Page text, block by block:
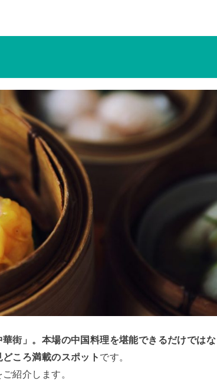
街」。本場の中国料理を堪能できるだけではな
ころ満載のスポット です。
紹介します。